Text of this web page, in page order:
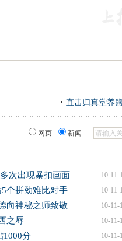
直击归真堂养
网页 新闻
10-11-
次出现暴扣画面
10-11-
个拼劲难比对手
10-11-
向神秘之师致敬
10-11-
之辱
10-11-
1000分